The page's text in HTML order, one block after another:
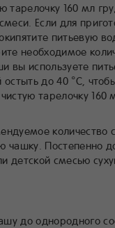
тарелочку 160 мл
Если для
питьевую
необходимое
вы используете
до 40 °С,
тарелочку 160
количество
чашку. Постепенно
детской смесью
до однородного